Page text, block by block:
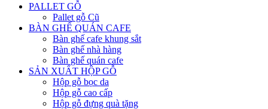
PALLET GỖ
Pallet gỗ Cũ
BÀN GHẾ QUÁN CAFE
Bàn ghế cafe khung sắt
Bàn ghế nhà hàng
Bàn ghế quán cafe
SẢN XUẤT HỘP GỖ
Hộp gỗ bọc da
Hộp gỗ cao cấp
Hộp gỗ đựng quà tặng